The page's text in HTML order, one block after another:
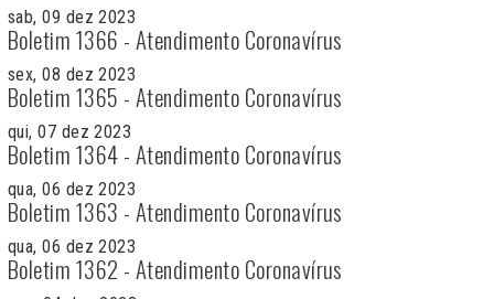
sab, 09 dez 2023
Boletim 1366 - Atendimento Coronavírus
sex, 08 dez 2023
Boletim 1365 - Atendimento Coronavírus
qui, 07 dez 2023
Boletim 1364 - Atendimento Coronavírus
qua, 06 dez 2023
Boletim 1363 - Atendimento Coronavírus
qua, 06 dez 2023
Boletim 1362 - Atendimento Coronavírus